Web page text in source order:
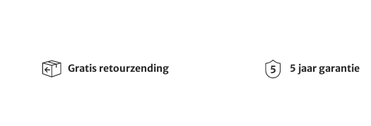
Gratis retourzending 5 jaar garantie